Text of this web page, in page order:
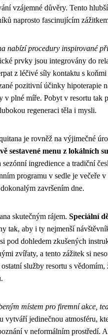
vzájemné důvěry. Tento
naprosto fascinujícím
nabízí procedury inspirované
prvky jsou integrovány do
z léčivé síly kontaktu s
pozitivní účinky hipoterapie
plné míře. Pobyt v resortu tak
regeneraci těla i mysli.
je rovněž na výjimečné
sestavené menu z lokálních
ingredience a tradiční
programu v sedle je večeře v
završením dne.
skutečným rájem. Speciální
tak, aby i ty nejmenší
pod dohledem zkušených
zvířaty, a tento zážitek si
služby resortu s vědomím,
místem pro firemní akce,
vytváří jedinečnou atmosféru,
v neformálním prostředí.